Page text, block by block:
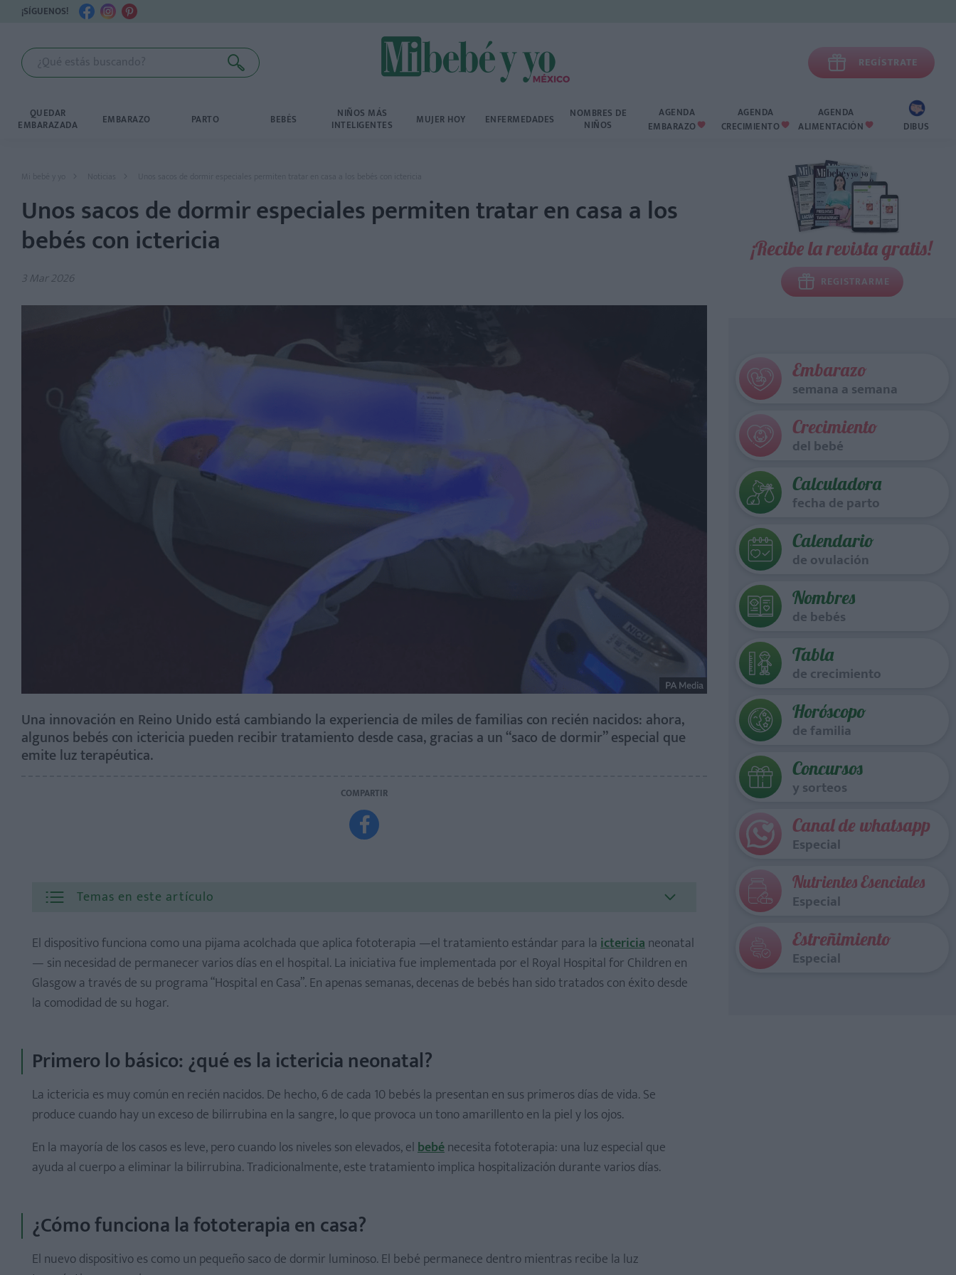
¡SÍGUENOS!
 REGÍSTRATE
QUEDAR
EMBARAZADA EMBARAZO PARTO BEBÉS NIÑOS MÁS
INTELIGENTES MUJER HOY ENFERMEDADES NOMBRES DE
NIÑOS
AGENDA
EMBARAZO 
AGENDA
CRECIMIENTO 
AGENDA
ALIMENTACIÓN  DIBUS
Mi bebé y yo Noticias Unos sacos de dormir especiales permiten tratar en casa a los bebés con ictericia
Unos sacos de dormir especiales permiten tratar en casa a los
bebés con ictericia
3 Mar 2026
Una innovación en Reino Unido está cambiando la experiencia de miles de familias con recién nacidos: ahora,
algunos bebés con ictericia pueden recibir tratamiento desde casa, gracias a un “saco de dormir” especial que
emite luz terapéutica.
COMPARTIR

Temas en este artículo
El dispositivo funciona como una pijama acolchada que aplica fototerapia —el tratamiento estándar para la ictericianeonatal
— sin necesidad de permanecer varios días en el hospital. La iniciativa fue implementada por el Royal Hospital for Children en
Glasgow a través de su programa “Hospital en Casa”. En apenas semanas, decenas de bebés han sido tratados con éxito desde
la comodidad de su hogar.
Primero lo básico: ¿qué es la ictericia neonatal?
La ictericia es muy común en recién nacidos. De hecho, 6 de cada 10 bebés la presentan en sus primeros días de vida. Se
produce cuando hay un exceso de bilirrubina en la sangre, lo que provoca un tono amarillento en la piel y los ojos.
En la mayoría de los casos es leve, pero cuando los niveles son elevados, elbebénecesita fototerapia: una luz especial que
ayuda al cuerpo a eliminar la bilirrubina. Tradicionalmente, este tratamiento implica hospitalización durante varios días.
¿Cómo funciona la fototerapia en casa?
El nuevo dispositivo es como un pequeño saco de dormir luminoso. El bebé permanece dentro mientras recibe la luz
¡Recibe la revista gratis!
REGISTRARME
Embarazo
semana a semana
Crecimiento
del bebé
Calculadora
fecha de parto
Calendario
de ovulación
Nombres
de bebés
Tabla
de crecimiento
Horóscopo
de familia
Concursos
y sorteos
Canal de whatsapp
Especial
Nutrientes Esenciales
Especial
Estreñimiento
Especial